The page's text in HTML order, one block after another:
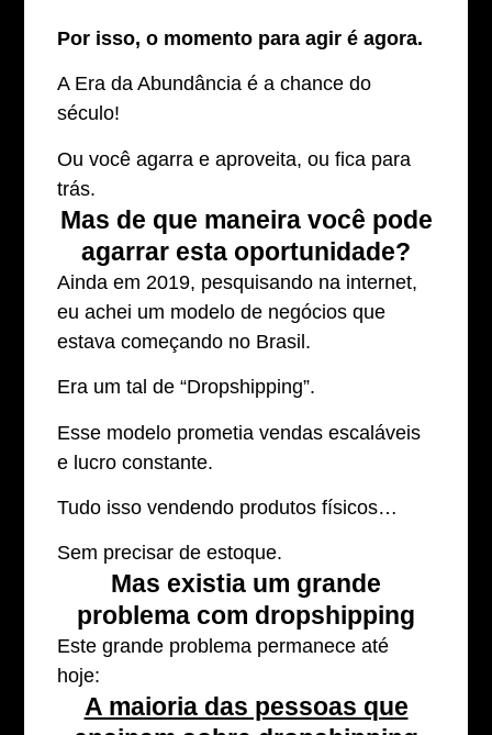
Por isso, o momento para agir é agora.
A Era da Abundância é a chance do
século!
Ou você agarra e aproveita, ou fica para
trás.
Mas de que maneira você pode
agarrar esta oportunidade?
Ainda em 2019, pesquisando na internet,
eu achei um modelo de negócios que
estava começando no Brasil.
Era um tal de “Dropshipping”.
Esse modelo prometia vendas escaláveis
e lucro constante.
Tudo isso vendendo produtos físicos…
Sem precisar de estoque.
Mas existia um grande
problema com dropshipping
Este grande problema permanece até
hoje:
A maioria das pessoas que